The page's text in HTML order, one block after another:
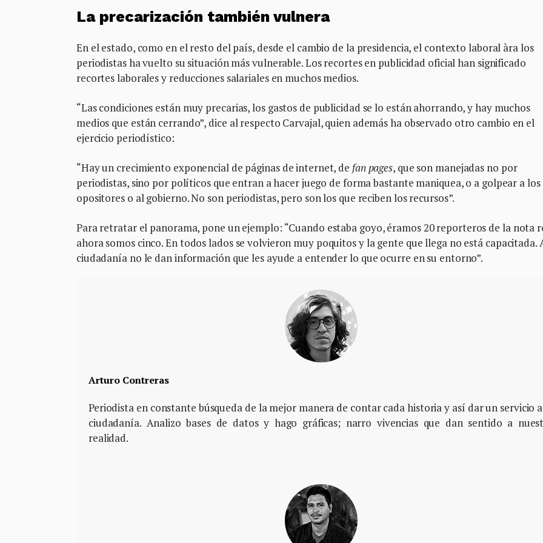
La precarización también vulnera
En el estado, como en el resto del país, desde el cambio de la presidencia, el contexto laboral àra los
periodistas ha vuelto su situación más vulnerable. Los recortes en publicidad oficial han significado
recortes laborales y reducciones salariales en muchos medios.
“Las condiciones están muy precarias, los gastos de publicidad se lo están ahorrando, y hay muchos
medios que están cerrando”, dice al respecto Carvajal, quien además ha observado otro cambio en el
ejercicio periodístico:
“Hay un crecimiento exponencial de páginas de internet, de fan pages, que son manejadas no por
periodistas, sino por políticos que entran a hacer juego de forma bastante maniquea, o a golpear a los
opositores o al gobierno. No son periodistas, pero son los que reciben los recursos”.
Para retratar el panorama, pone un ejemplo: “Cuando estaba goyo, éramos 20 reporteros de la nota
ahora somos cinco. En todos lados se volvieron muy poquitos y la gente que llega no está capacitada.
ciudadanía no le dan información que les ayude a entender lo que ocurre en su entorno”.
Arturo Contreras
Periodista en constante búsqueda de la mejor manera de contar cada historia y así dar un servicio
ciudadanía. Analizo bases de datos y hago gráficas; narro vivencias que dan sentido a
realidad.